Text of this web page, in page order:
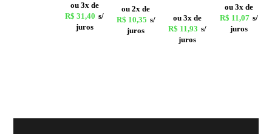
ou 3x de
R$ 31,40 s/
juros
ou 2x de
R$ 10,35 s/
juros
ou 3x de
R$ 11,93 s/
juros
ou 3x de
R$ 11,07 s/
juros